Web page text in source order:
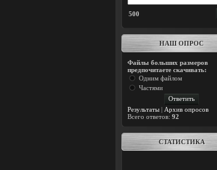
500
НАШ ОПРОС
Файлы больших размеров
предпочитаете скачивать:
Одним файлом
Частями
Результаты | Архив опросов
Всего ответов: 92
СТАТИСТИКА